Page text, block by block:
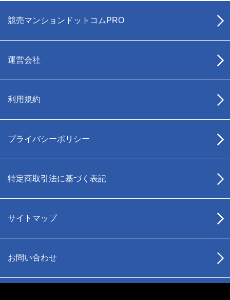
競売マンションドットコムPRO
運営会社
利用規約
プライバシーポリシー
特定商取引法に基づく表記
サイトマップ
お問い合わせ